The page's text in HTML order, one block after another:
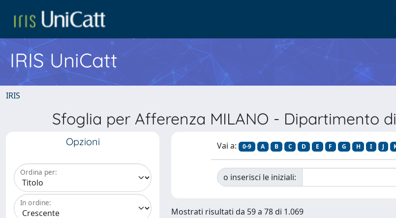
IRIS UniCatt
IRIS
Sfoglia per Afferenza MILANO - Dipartimento
Opzioni
Ordina per:
In ordine:
Vai a: 0-9 A B C D E F G H I J
o inserisci le iniziali:
Mostrati risultati da 59 a 78 di 1.069